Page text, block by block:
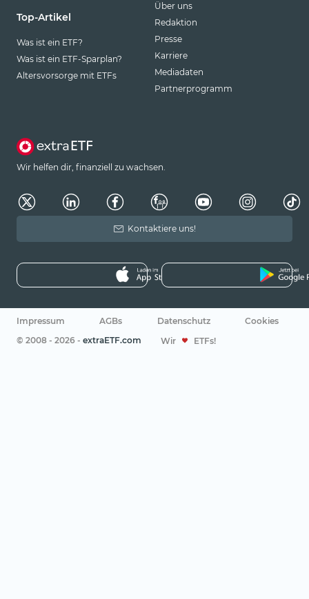
Top-Artikel
Was ist ein ETF?
Was ist ein ETF-Sparplan?
Altersvorsorge mit ETFs
Über uns
Redaktion
Presse
Karriere
Mediadaten
Partnerprogramm
Wir helfen dir, finanziell zu wachsen.
Kontaktiere uns!
Impressum AGBs Datenschutz
Cookies
© 2008 - 2026 - extraETF.com Wir ETFs!